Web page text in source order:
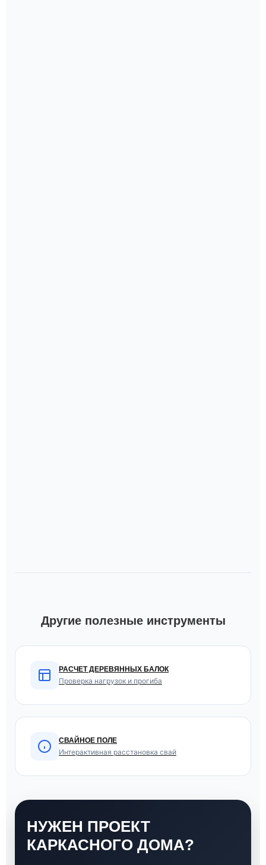
Другие полезные инструменты
РАСЧЕТ ДЕРЕВЯННЫХ БАЛОК
Проверка нагрузок и прогиба
СВАЙНОЕ ПОЛЕ
Интерактивная расстановка свай
НУЖЕН ПРОЕКТ
КАРКАСНОГО ДОМА?